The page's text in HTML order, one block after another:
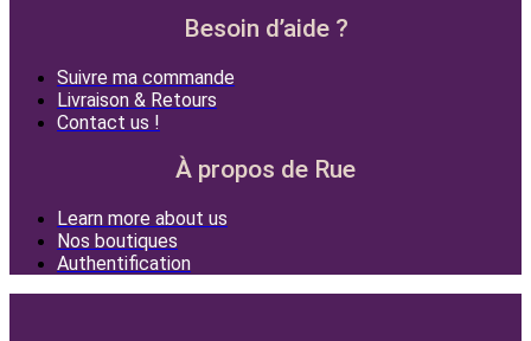
Besoin d’aide ?
Suivre ma commande
Livraison & Retours
Contact us !
À propos de Rue
Learn more about us
Nos boutiques
Authentification